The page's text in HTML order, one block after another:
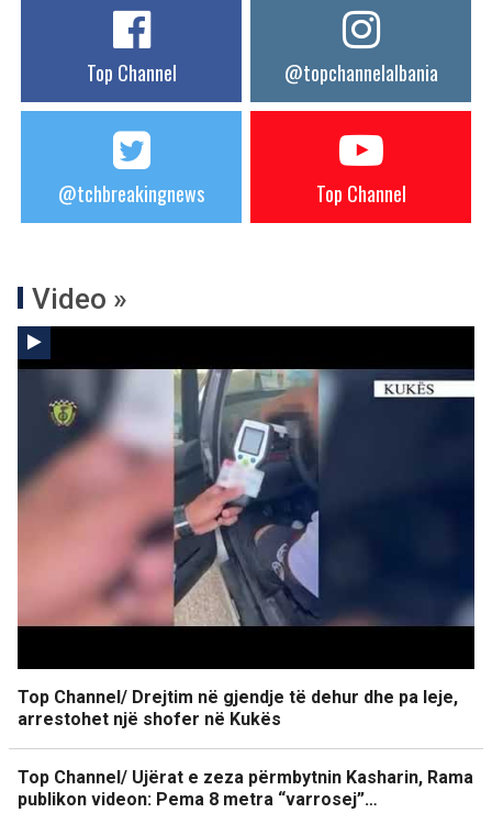
Top Channel @topchannelalbania
@tchbreakingnews Top Channel
Video »
Top Channel/ Drejtim në gjendje të dehur dhe pa leje,
arrestohet një shofer në Kukës
Top Channel/ Ujërat e zeza përmbytnin Kasharin, Rama
publikon videon: Pema 8 metra “varrosej”…